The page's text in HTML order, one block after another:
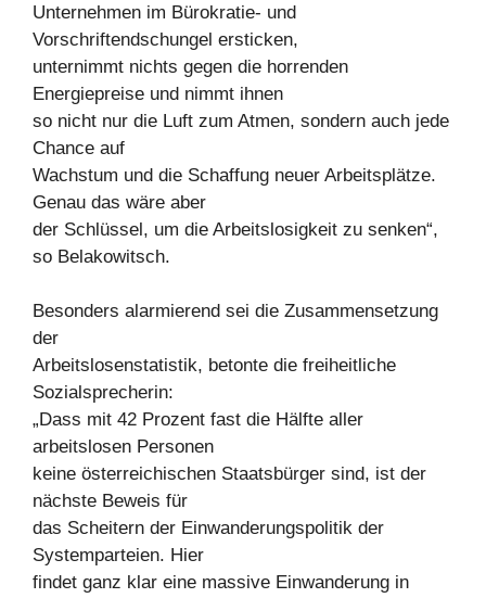
Unternehmen im Bürokratie- und
Vorschriftendschungel ersticken,
unternimmt nichts gegen die horrenden
Energiepreise und nimmt ihnen
so nicht nur die Luft zum Atmen, sondern auch jede
Chance auf
Wachstum und die Schaffung neuer Arbeitsplätze.
Genau das wäre aber
der Schlüssel, um die Arbeitslosigkeit zu senken“,
so Belakowitsch.
Besonders alarmierend sei die Zusammensetzung
der
Arbeitslosenstatistik, betonte die freiheitliche
Sozialsprecherin:
„Dass mit 42 Prozent fast die Hälfte aller
arbeitslosen Personen
keine österreichischen Staatsbürger sind, ist der
nächste Beweis für
das Scheitern der Einwanderungspolitik der
Systemparteien. Hier
findet ganz klar eine massive Einwanderung in